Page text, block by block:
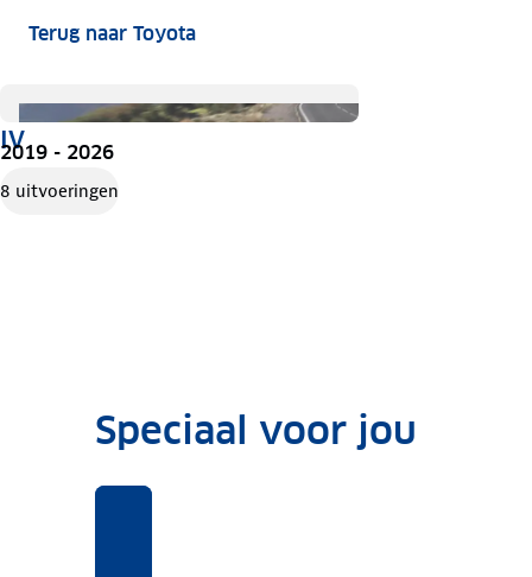
Terug naar Toyota
IV
2019 - 2026
8 uitvoeringen
Speciaal voor jou